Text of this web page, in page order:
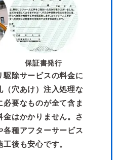
保証書発行
駆除サービスの料金に
（穴あけ）注入処理な
必要なものが全て含ま
はかかりません。さ
各種アフターサービス
後も安心です。